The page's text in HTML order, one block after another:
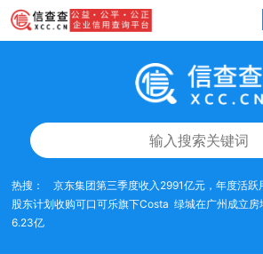
热搜： 京东集团第三季度收入2991亿元，年度活跃
股东计划收购可口可乐旗下Costa 绿城在广州成立
6.23亿